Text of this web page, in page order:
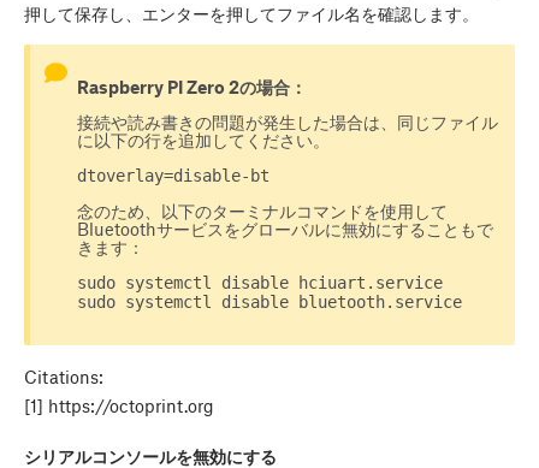
押して保存し、エンターを押してファイル名を確認します。
Raspberry PI Zero 2の場合：
接続や読み書きの問題が発生した場合は、同じファイル
に以下の行を追加してください。
dtoverlay=disable-bt
念のため、以下のターミナルコマンドを使用して
Bluetoothサービスをグローバルに無効にすることもで
きます：
sudo systemctl disable hciuart.service
sudo systemctl disable bluetooth.service
Citations:
[1] https://octoprint.org
シリアルコンソールを無効にする